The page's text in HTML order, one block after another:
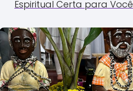
Espiritual Certa para Você